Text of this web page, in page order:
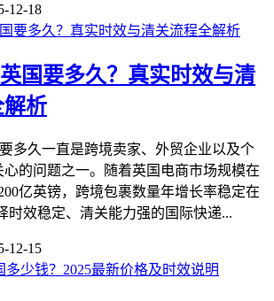
12-18
国要多久？真实时效与清
析
多久一直是跨境卖家、外贸企业以及个
心的问题之一。随着英国电商市场规模在
亿英镑，跨境包裹数量年增长率稳定在
时效稳定、清关能力强的国际快递...
12-15